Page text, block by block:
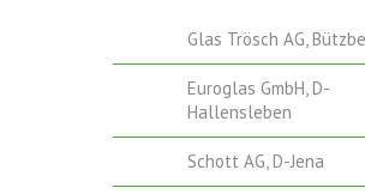
Glas Trösch AG,
Euroglas GmbH, D-
Hallensleben
Schott AG, D-Jena